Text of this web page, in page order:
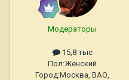
Модераторы
15,8 тыс
Пол:Женский
Город:Москва, ВАО,